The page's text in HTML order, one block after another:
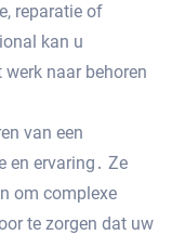
reparatie of
kan u
naar behoren
van een
en ervaring․ Ze
om complexe
te zorgen dat uw